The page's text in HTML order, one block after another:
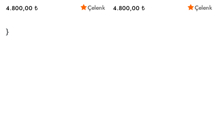
4.800,00 ₺ Çelenk 4.800,00 ₺ Çelenk
}